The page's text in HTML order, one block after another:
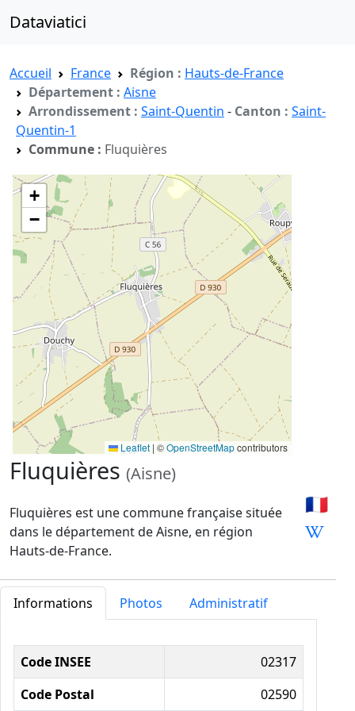
Dataviatici
Accueil France Région : Hauts-de-France
Département : Aisne
Arrondissement : Saint-Quentin - Canton : Saint-
Quentin-1
Commune : Fluquières
+
−
Leaflet | ©OpenStreetMapcontributors
Fluquières (Aisne)
Fluquières est une commune française située
dans le département de Aisne, en région
Hauts-de-France.
🇫🇷
Informations Photos Administratif
Informations administratives
Code INSEE
02317
Code Postal
02590